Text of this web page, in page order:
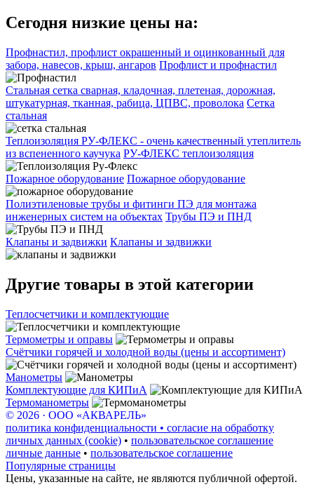
Сегодня низкие цены на:
Профнастил, профлист окрашенный и оцинкованный для
забора, навесов, крыш, ангаров Профлист и профнастил
Стальная сетка сварная, кладочная, плетеная, дорожная,
штукатурная, тканная, рабица, ЦПВС, проволока Сетка
стальная
Теплоизоляция РУ-ФЛЕКС - очень качественный утеплитель
из вспененного каучука РУ-ФЛЕКС теплоизоляция
Пожарное оборудование Пожарное оборудование
Полиэтиленовые трубы и фитинги ПЭ для монтажа
инженерных систем на объектах Трубы ПЭ и ПНД
Клапаны и задвижки Клапаны и задвижки
Другие товары в этой категории
Теплосчетчики и комплектующие
Термометры и оправы
Счётчики горячей и холодной воды (цены и ассортимент)
Манометры
Комплектующие для КИПиА
Термоманометры
© 2026 · ООО «АКВАРЕЛЬ»
политика конфиденциальности • согласие на обработку
личных данных (cookie) • пользовательское соглашение
личные данные • пользовательское соглашение
Популярные страницы
Цены, указанные на сайте, не являются публичной офертой.